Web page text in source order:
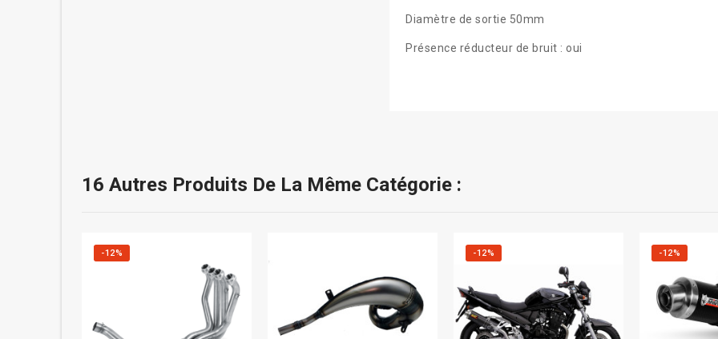
Diamètre de sortie 50mm
Présence réducteur de bruit : oui
16 Autres Produits De La Même Catégorie :
-12% -12% -12%